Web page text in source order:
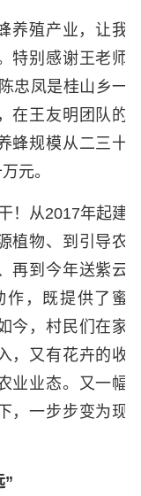
养殖产业，让我
特别感谢王老师
忠凤是桂山乡一
在王友明团队的
蜂规模从二三十
元。
！从2017年起建
植物、到引导农
再到今年送紫云
，既提供了蜜
今，村民们在家
，又有花卉的收
业业态。又一幅
，一步步变为现
”